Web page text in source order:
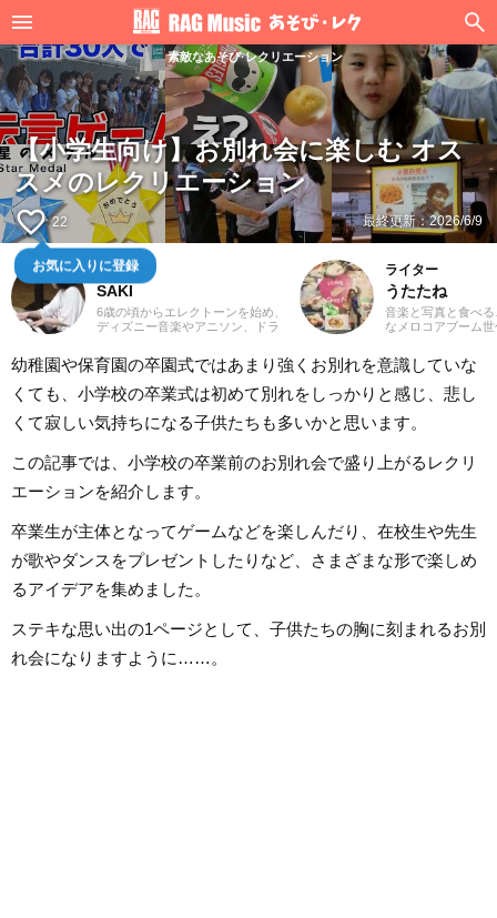
素敵なあそび·レクリエーション
【小学生向け】お別れ会に楽しむ オス
スメのレクリエーション
favorite_border 22
お気に入りに登録
最終更新：2026/6/9
鍵盤弾き
SAKI
6歳の頃からエレクトーンを始め、
ディズニー音楽やアニソン、ドラ
YouTubeやSNSに演奏動画を投稿
したり、コンサート活動をしたり
しています。エレクトーンの経験
を活かし、学生時代にはシンセサ
イザーやピアノもはじめ、学校主
催のイベントにも出演。ライター
くさまざまなジャンルの記事に触
れてきたので、これまでの経験を
活かしながら「やってみたい！」
「聴いてみたい！」思えるような
す！
ライター
うたたね
音楽と写真と食べ
なメロコアブーム
す。体力的に夏フ
つらいお年頃。た
＆MV用の動画を撮
英語が得意ではな
トに入ってくる邦
きますが、オスス
ます。音楽を聴き
るのが好きでいい
幼稚園や保育園の卒園式ではあまり強くお別れを意識していな
くても、小学校の卒業式は初めて別れをしっかりと感じ、悲し
くて寂しい気持ちになる子供たちも多いかと思います。
この記事では、小学校の卒業前のお別れ会で盛り上がるレクリ
エーションを紹介します。
卒業生が主体となってゲームなどを楽しんだり、在校生や先生
が歌やダンスをプレゼントしたりなど、さまざまな形で楽しめ
るアイデアを集めました。
ステキな思い出の1ページとして、子供たちの胸に刻まれるお別
れ会になりますように……。